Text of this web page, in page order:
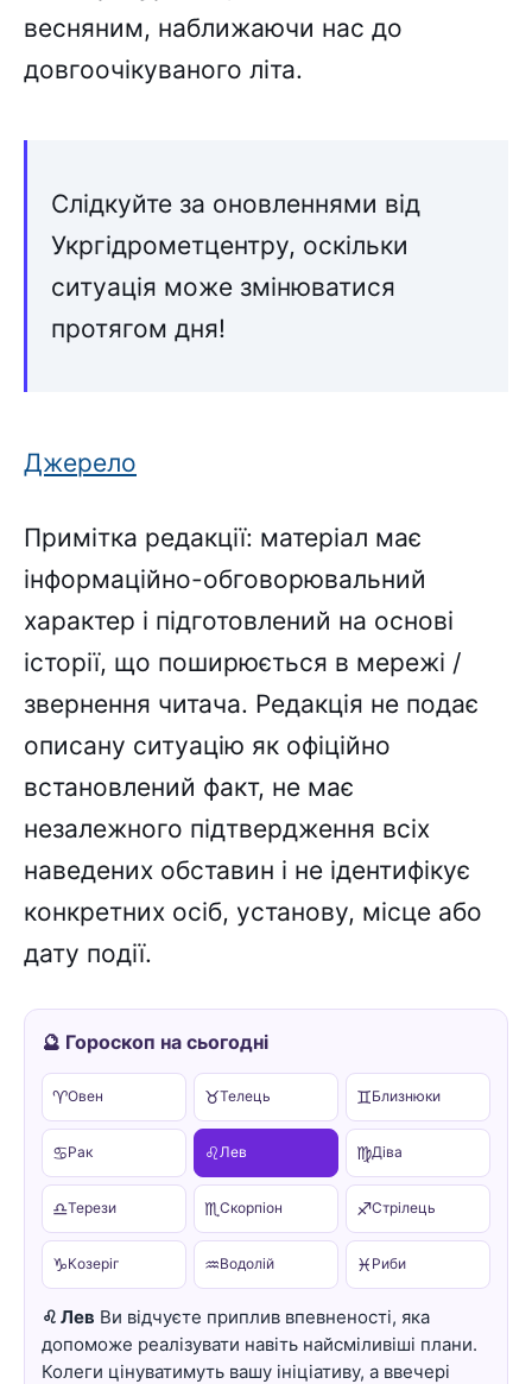
весняним, наближаючи нас до
довгоочікуваного літа.
Слідкуйте за оновленнями від
Укргідрометцентру, оскільки
ситуація може змінюватися
протягом дня!
Джерело
Примітка редакції: матеріал має
інформаційно-обговорювальний
характер і підготовлений на основі
історії, що поширюється в мережі /
звернення читача. Редакція не подає
описану ситуацію як офіційно
встановлений факт, не має
незалежного підтвердження всіх
наведених обставин і не ідентифікує
конкретних осіб, установу, місце або
дату події.
🔮 Гороскоп на сьогодні
♈Овен ♉Телець ♊Близнюки
♋Рак ♌Лев ♍Діва
♎Терези ♏ Скорпіон ♐Стрілець
♑Козеріг ♒Водолій ♓ Риби
♌ Лев Ви відчуєте приплив впевненості, яка
допоможе реалізувати навіть найсміливіші плани.
Колеги цінуватимуть вашу ініціативу, а ввечері